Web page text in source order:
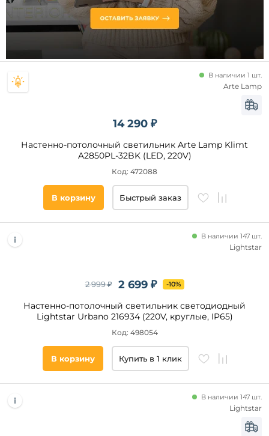
LED
GU10
Тип
Светодиодные
свечения
нейтральный
холодный
дневной
прихожая
офис
14 290 ₽
Настенно-потолочный светильник Arte Lamp Klimt
A2850PL-32BK (LED, 220V)
В наличии 1 шт.
Код: 472088
Arte Lamp
В корзину Быстрый заказ
2 699 ₽
2 999 ₽ -10%
Настенно-потолочный светильник светодиодный
Lightstar Urbano 216934 (220V, круглые, IP65)
В наличии 147 шт.
Код: 498054
Lightstar
В корзину Купить в 1 клик
В наличии 147 шт.
Lightstar